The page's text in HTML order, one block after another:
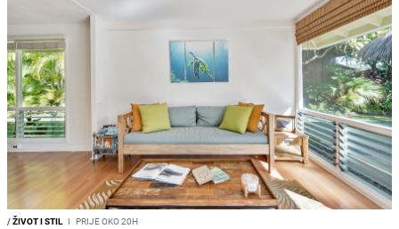
/ŽIVOT I STIL I PRIJE OKO 20H